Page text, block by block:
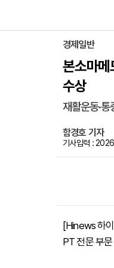
경제일반
본소마메
수상
재활운동·
함경호 기자
기사입력 :
[Hinews 하
PT 전문 부